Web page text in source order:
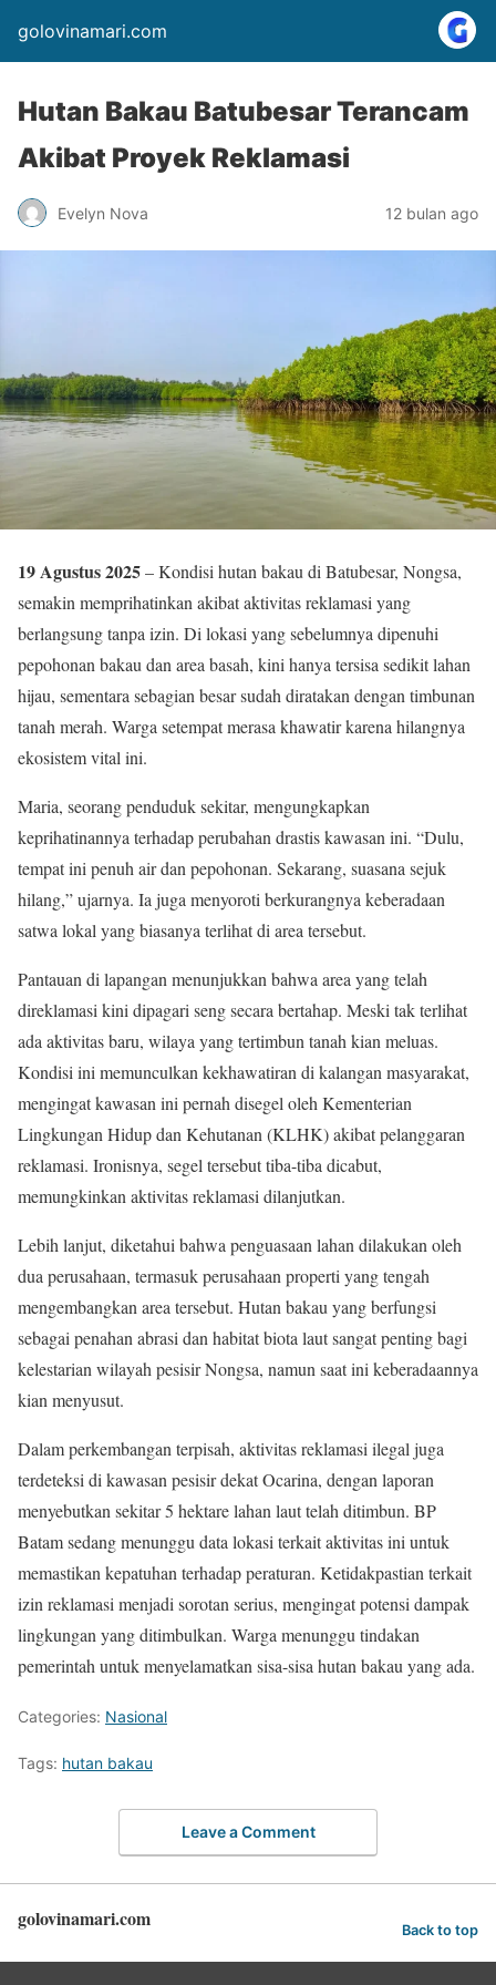
golovinamari.com
Hutan Bakau Batubesar Terancam
Akibat Proyek Reklamasi
Evelyn Nova 12 bulan ago
19 Agustus 2025– Kondisi hutan bakau di Batubesar, Nongsa,
semakin memprihatinkan akibat aktivitas reklamasi yang
berlangsung tanpa izin. Di lokasi yang sebelumnya dipenuhi
pepohonan bakau dan area basah, kini hanya tersisa sedikit lahan
hijau, sementara sebagian besar sudah diratakan dengan timbunan
tanah merah. Warga setempat merasa khawatir karena hilangnya
ekosistem vital ini.
Maria, seorang penduduk sekitar, mengungkapkan
keprihatinannya terhadap perubahan drastis kawasan ini. “Dulu,
tempat ini penuh air dan pepohonan. Sekarang, suasana sejuk
hilang,” ujarnya. Ia juga menyoroti berkurangnya keberadaan
satwa lokal yang biasanya terlihat di area tersebut.
Pantauan di lapangan menunjukkan bahwa area yang telah
direklamasi kini dipagari seng secara bertahap. Meski tak terlihat
ada aktivitas baru, wilaya yang tertimbun tanah kian meluas.
Kondisi ini memunculkan kekhawatiran di kalangan masyarakat,
mengingat kawasan ini pernah disegel oleh Kementerian
Lingkungan Hidup dan Kehutanan (KLHK) akibat pelanggaran
reklamasi. Ironisnya, segel tersebut tiba-tiba dicabut,
memungkinkan aktivitas reklamasi dilanjutkan.
Lebih lanjut, diketahui bahwa penguasaan lahan dilakukan oleh
dua perusahaan, termasuk perusahaan properti yang tengah
mengembangkan area tersebut. Hutan bakau yang berfungsi
sebagai penahan abrasi dan habitat biota laut sangat penting bagi
kelestarian wilayah pesisir Nongsa, namun saat ini keberadaannya
kian menyusut.
Dalam perkembangan terpisah, aktivitas reklamasi ilegal juga
terdeteksi di kawasan pesisir dekat Ocarina, dengan laporan
menyebutkan sekitar 5 hektare lahan laut telah ditimbun. BP
Batam sedang menunggu data lokasi terkait aktivitas ini untuk
memastikan kepatuhan terhadap peraturan. Ketidakpastian terkait
izin reklamasi menjadi sorotan serius, mengingat potensi dampak
lingkungan yang ditimbulkan. Warga menunggu tindakan
pemerintah untuk menyelamatkan sisa-sisa hutan bakau yang ada.
Categories: Nasional
Tags: hutan bakau
Leave a Comment
golovinamari.com Back to top